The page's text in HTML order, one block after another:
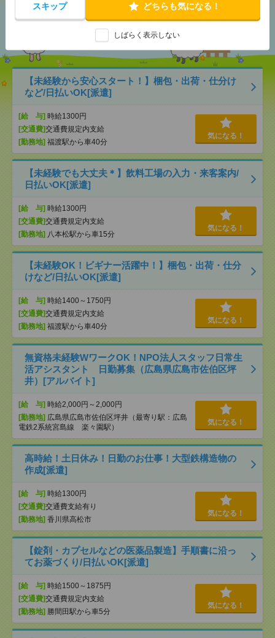
スキップ どちらも気になる！
しばらく表示しない
あなたの閲覧履歴からの
おすすめ
【未経験から安心スタート！】梱包・出荷・仕分け
など/日払いOK[派遣]
[給 与] 時給1300円
[交通費]交通費規定内支給
[勤務地] 福渡駅から車40分
気になる！
【未経験でも大丈夫＊】飲料工場の入力・来客案内/
日払いOK[派遣]
[給 与] 時給1300円
[交通費]交通費規定内支給
[勤務地] 八本松駅から車15分
気になる！
【未経験OK！ビギナー活躍中！】梱包・出荷・仕分
けなど/日払いOK[派遣]
[給 与] 時給1400～1750円
[交通費]交通費規定内支給
[勤務地] 福渡駅から車40分
気になる！
無資格未経験WワークOK！NPO法人スタッフ日常生
活アシスタント 日勤募集（広島県広島市佐伯区坪
井）[アルバイト]
[給 与] 時給2,000円～2,000円
[勤務地] 広島県広島市佐伯区坪井（最寄り駅：広島
電鉄2系統宮島線 楽々園駅）
気になる！
高時給！土日休み！日勤のお仕事！大型鉄構造物の
作成[派遣]
[給 与] 時給1300円
[交通費]交通費支給有り
[勤務地] 香川県高松市
気になる！
【錠剤・カプセルなどの医薬品製造】手順書に沿っ
てお薬づくり/日払いOK[派遣]
[給 与] 時給1500～1875円
[交通費]交通費規定内支給
[勤務地] 勝間田駅から車5分
気になる！